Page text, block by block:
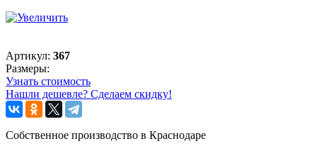
Артикул: 367
Размеры:
Узнать стоимость
Нашли дешевле? Сделаем скидку!
Собственное производство в Краснодаре